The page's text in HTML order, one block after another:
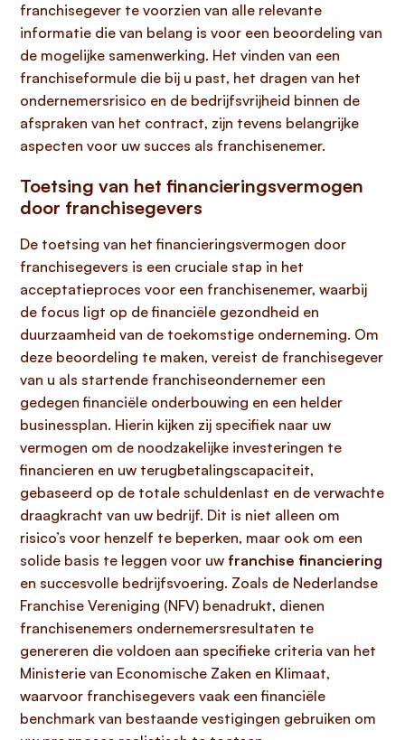
franchisegever te voorzien van alle relevante
informatie die van belang is voor een beoordeling van
de mogelijke samenwerking. Het vinden van een
franchiseformule die bij u past, het dragen van het
ondernemersrisico en de bedrijfsvrijheid binnen de
afspraken van het contract, zijn tevens belangrijke
aspecten voor uw succes als franchisenemer.
Toetsing van het financieringsvermogen
door franchisegevers
De toetsing van het financieringsvermogen door
franchisegevers is een cruciale stap in het
acceptatieproces voor een franchisenemer, waarbij
de focus ligt op de financiële gezondheid en
duurzaamheid van de toekomstige onderneming. Om
deze beoordeling te maken, vereist de franchisegever
van u als startende franchiseondernemer een
gedegen financiële onderbouwing en een helder
businessplan. Hierin kijken zij specifiek naar uw
vermogen om de noodzakelijke investeringen te
financieren en uw terugbetalingscapaciteit,
gebaseerd op de totale schuldenlast en de verwachte
draagkracht van uw bedrijf. Dit is niet alleen om
risico’s voor henzelf te beperken, maar ook om een
solide basis te leggen voor uw franchise financiering
en succesvolle bedrijfsvoering. Zoals de Nederlandse
Franchise Vereniging (NFV) benadrukt, dienen
franchisenemers ondernemersresultaten te
genereren die voldoen aan specifieke criteria van het
Ministerie van Economische Zaken en Klimaat,
waarvoor franchisegevers vaak een financiële
benchmark van bestaande vestigingen gebruiken om